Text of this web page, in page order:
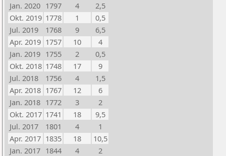
Jan. 2020 1797 4
2,5
Okt. 2019 1778 1
0,5
Jul. 2019
1768 9
6,5
Apr. 2019 1757 10
4
Jan. 2019 1755 2
0,5
Okt. 2018 1748 17
9
Jul. 2018
1756 4
1,5
Apr. 2018 1767 12
6
Jan. 2018 1772 3
2
Okt. 2017 1741 18
9,5
Jul. 2017
1801 4
1
Apr. 2017 1835 18
10,5
Jan. 2017 1844 4
2